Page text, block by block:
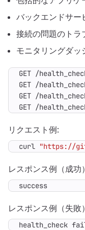
バックエンドサー
接続の問題のトラ
モニタリングダッ
GET /
リクエスト例:
curl "https://
レスポンス例（成功
success
レスポンス例（失敗
health_check